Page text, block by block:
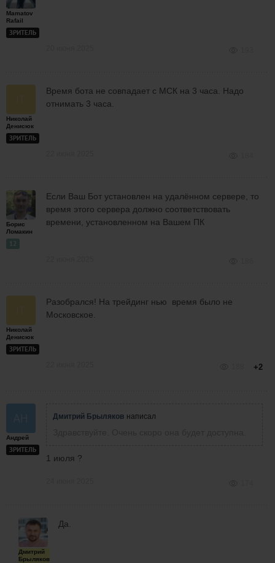
Mamatov
Rafail
ЗРИТЕЛЬ
Николай
Денисюк
ЗРИТЕЛЬ
Время бота не совпадает с МСК на 3 часа. Надо
отнимать 3 часа.
Борис
Ломакин
12
Если Ваш Бот установлен на удалённом сервере, то
время этого сервера должно соответствовать
времени, установленном на Вашем ПК
Николай
Денисюк
ЗРИТЕЛЬ
Разобрался! На трейдинг нью время было не
Московское.
+2
Андрей
ЗРИТЕЛЬ
Дмитрий Брыляков написал
1 июля ?
Дмитрий
Брыляков
Да.